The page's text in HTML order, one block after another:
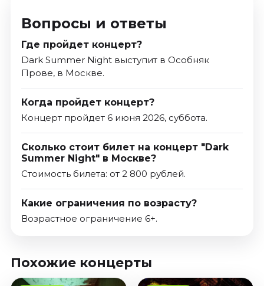
Вопросы и ответы
Где пройдет концерт?
Dark Summer Night выступит в Особняк
Прове, в Москве.
Когда пройдет концерт?
Концерт пройдет 6 июня 2026, суббота.
Сколько стоит билет на концерт "Dark
Summer Night" в Москве?
Стоимость билета: от 2 800 рублей.
Какие ограничения по возрасту?
Возрастное ограничение 6+.
Похожие концерты